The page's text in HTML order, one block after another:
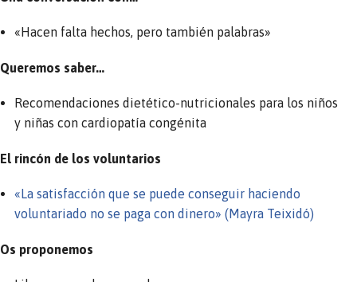
«Hacen falta hechos, pero también palabras»
Queremos saber…
Recomendaciones dietético-nutricionales para los niños
y niñas con cardiopatía congénita
El rincón de los voluntarios
«La satisfacción que se puede conseguir haciendo
voluntariado no se paga con dinero» (Mayra Teixidó)
Os proponemos